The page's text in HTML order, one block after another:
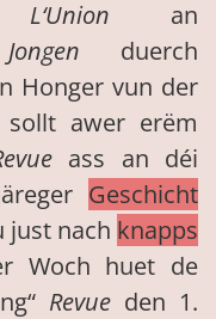
L‘Union an
duerch
Honger vun der
sollt awer erëm
ass an déi
Geschicht
just nach knapps
Woch huet de
Revueden 1.